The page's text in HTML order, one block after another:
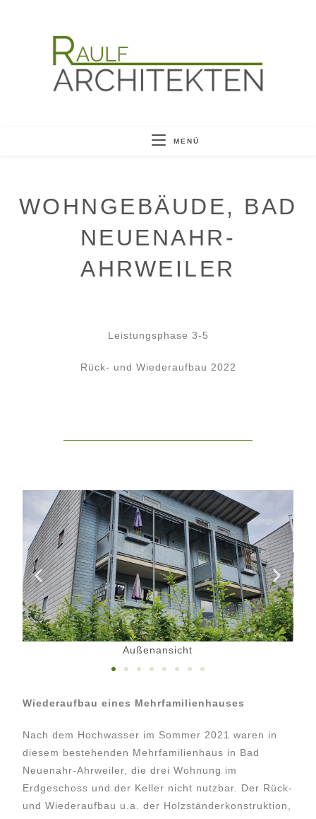
MENÜ
WOHNGEBÄUDE, BAD
NEUENAHR-
AHRWEILER
Leistungsphase 3-5
Rück- und Wiederaufbau 2022
Außenansicht
Wiederaufbau eines Mehrfamilienhauses
Nach dem Hochwasser im Sommer 2021 waren in
diesem bestehenden Mehrfamilienhaus in Bad
Neuenahr-Ahrweiler, die drei Wohnung im
Erdgeschoss und der Keller nicht nutzbar. Der Rück-
und Wiederaufbau u.a. der Holzständerkonstruktion,